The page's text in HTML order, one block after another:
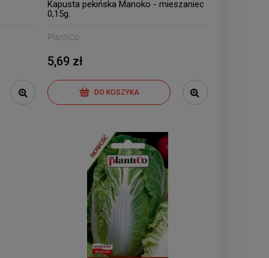
mieszaniec 2g
Kapusta pekińska Manoko - mieszaniec
0,15g.
PlantiCo
5,69 zł
DO KOSZYKA